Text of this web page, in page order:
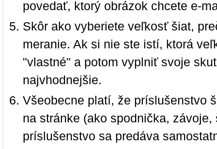
povedať, ktorý obrázok chcete e-
Skôr ako vyberiete veľkosť šiat,
meranie. Ak si nie ste istí, ktorá
"vlastné" a potom vyplniť svoje
najvhodnejšie.
Všeobecne platí, že príslušenstvo
na stránke (ako spodnička,
príslušenstvo sa predáva